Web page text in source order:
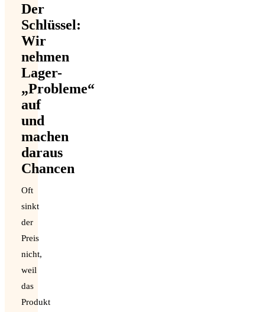
Der
Schlüssel:
Wir
nehmen
Lager-
„Probleme“
auf
und
machen
daraus
Chancen
Oft
sinkt
der
Preis
nicht,
weil
das
Produkt